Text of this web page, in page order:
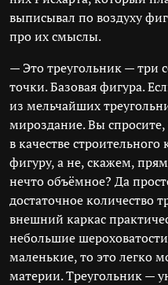
выписывал по воздуху
про их смыслы.
— Это треугольник — три
точки. Базовая фигура.
из мельчайших
мироздание. Вы
в качестве
фигуру, а не, скажем,
нечто объёмное? Да
достаточное количество
внешний каркас
небольшие
маленькие, то это легко
материи. Треугольник —